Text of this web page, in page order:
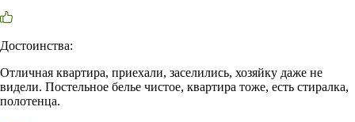
Достоинства:
Отличная квартира, приехали, заселились, хозяйку даже не
видели. Постельное белье чистое, квартира тоже, есть стиралка,
полотенца.